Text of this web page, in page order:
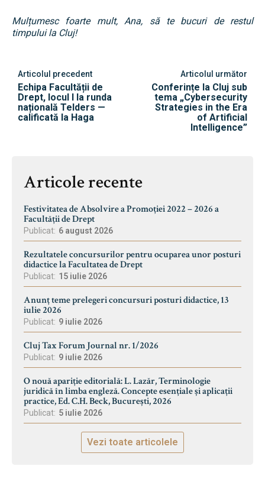
Mulțumesc foarte mult, Ana, să te bucuri de restul
timpului la Cluj!
Articolul precedent
Echipa Facultății de
Drept, locul I la runda
națională Telders —
calificată la Haga
Articolul următor
Conferințe la Cluj sub
tema „Cybersecurity
Strategies in the Era
of Artificial
Intelligence”
Articole recente
Festivitatea de Absolvire a Promoției 2022 – 2026 a
Facultății de Drept
Publicat: 6 august 2026
Rezultatele concursurilor pentru ocuparea unor posturi
didactice la Facultatea de Drept
Publicat: 15 iulie 2026
Anunț teme prelegeri concursuri posturi didactice, 13
iulie 2026
Publicat: 9 iulie 2026
Cluj Tax Forum Journal nr. 1/2026
Publicat: 9 iulie 2026
O nouă apariție editorială: L. Lazăr, Terminologie
juridică în limba engleză. Concepte esențiale și aplicații
practice, Ed. C.H. Beck, București, 2026
Publicat: 5 iulie 2026
Vezi toate articolele